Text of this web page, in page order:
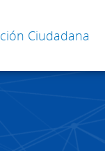
Ciudadana